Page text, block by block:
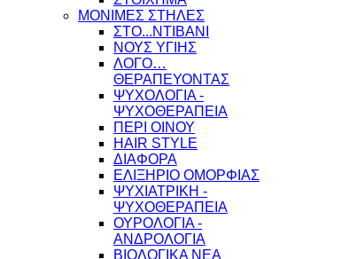
ΜΟΝΙΜΕΣ ΣΤΗΛΕΣ
ΣΤΟ...ΝΤΙΒΑΝΙ
ΝΟΥΣ ΥΓΙΗΣ
ΛΟΓΟ…
ΘΕΡΑΠΕΥΟΝΤΑΣ
ΨΥΧΟΛΟΓΙΑ -
ΨΥΧΟΘΕΡΑΠΕΙΑ
ΠΕΡΙ ΟΙΝΟΥ
HAIR STYLE
ΔΙΑΦΟΡΑ
ΕΛΙΞΗΡΙΟ ΟΜΟΡΦΙΑΣ
ΨΥΧΙΑΤΡΙΚΗ -
ΨΥΧΟΘΕΡΑΠΕΙΑ
ΟΥΡΟΛΟΓΙΑ -
ΑΝΔΡΟΛΟΓΙΑ
ΒΙΟΛΟΓΙΚΑ ΝΕΑ